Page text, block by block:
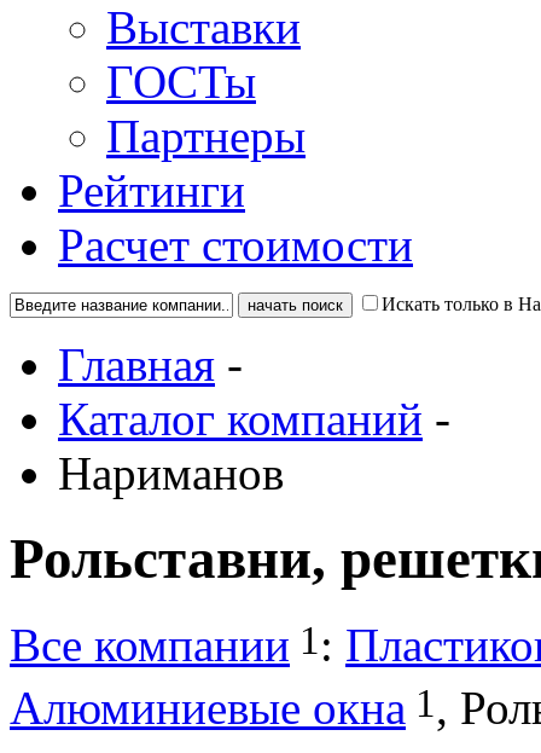
Выставки
ГОСТы
Партнеры
Рейтинги
Расчет стоимости
Искать только в
Главная -
Каталог компаний -
Нариманов
Рольставни,
Все компании 1 :
Алюминиевые окна 1,